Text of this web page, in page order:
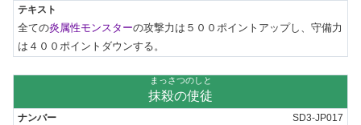
全ての炎属性モンスターの攻撃力は５００ポイントアップし、守備力
は４００ポイントダウンする。
まっさつのしと
抹殺の使徒
SD3-JP017